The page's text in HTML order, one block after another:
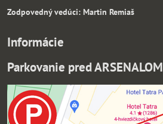
Zodpovedný vedúci: Martin Remiaš
Informácie
Parkovanie pred ARSENALOM